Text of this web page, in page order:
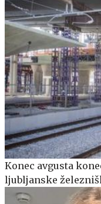
Konec avgusta
ljubljanske